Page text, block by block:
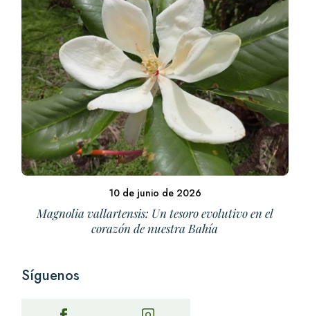
10 de junio de 2026
Magnolia vallartensis: Un tesoro evolutivo en el
corazón de nuestra Bahía
Síguenos